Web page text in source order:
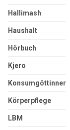
Hallimash
Haushalt
Hörbuch
Kjero
Konsumgöttinnen
Körperpflege
LBM